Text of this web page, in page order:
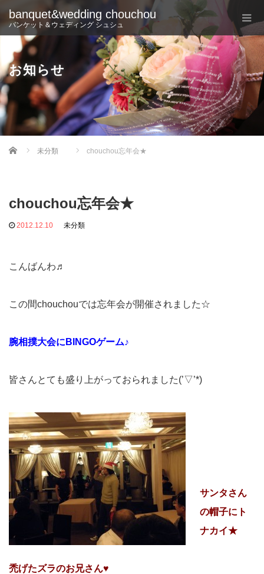
banquet&wedding chouchou
バンケット＆ウェディング シュシュ
お知らせ
Home 未分類 chouchou忘年会★
chouchou忘年会★
2012.12.10 未分類
こんばんわ♬
この間chouchouでは忘年会が開催されました☆
腕相撲大会にBINGOゲーム♪
皆さんとても盛り上がっておられました(’▽’*)
サンタさん
の帽子にト
ナカイ★
禿げたズラのお兄さん♥